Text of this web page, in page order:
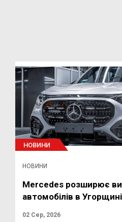
НОВИНИ
НОВИНИ
Mercedes розширює
автомобілів в Угорщині
02 Сер, 2026